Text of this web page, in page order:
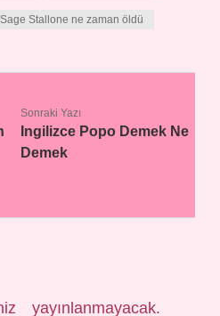
Sage Stallone ne zaman öldü
Sonraki Yazı
Ingilizce Popo Demek Ne
Demek
yayınlanmayacak.